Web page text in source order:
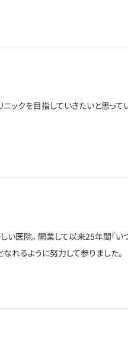
ックを目指していきたいと思って
い医院。 開業して以来25年間「い
れるように努力して参りました。